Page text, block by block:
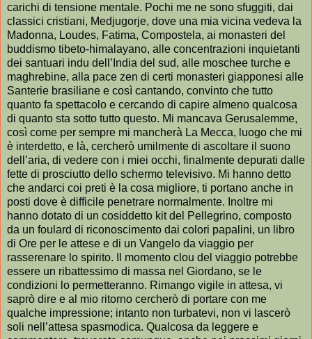
carichi di tensione mentale. Pochi me ne sono sfuggiti, dai
classici cristiani, Medjugorje, dove una mia vicina vedeva la
Madonna, Loudes, Fatima, Compostela, ai monasteri del
buddismo tibeto-himalayano, alle concentrazioni inquietanti
dei santuari indu dell’India del sud, alle moschee turche e
maghrebine, alla pace zen di certi monasteri giapponesi alle
Santerie brasiliane e così cantando, convinto che tutto
quanto fa spettacolo e cercando di capire almeno qualcosa
di quanto sta sotto tutto questo. Mi mancava Gerusalemme,
così come per sempre mi mancherà La Mecca, luogo che mi
è interdetto, e là, cercherò umilmente di ascoltare il suono
dell’aria, di vedere con i miei occhi, finalmente depurati dalle
fette di prosciutto dello schermo televisivo. Mi hanno detto
che andarci coi preti è la cosa migliore, ti portano anche in
posti dove è difficile penetrare normalmente. Inoltre mi
hanno dotato di un cosiddetto kit del Pellegrino, composto
da un foulard di riconoscimento dai colori papalini, un libro
di Ore per le attese e di un Vangelo da viaggio per
rasserenare lo spirito. Il momento clou del viaggio potrebbe
essere un ribattessimo di massa nel Giordano, se le
condizioni lo permetteranno. Rimango vigile in attesa, vi
saprò dire e al mio ritorno cercherò di portare con me
qualche impressione; intanto non turbatevi, non vi lascerò
soli nell’attesa spasmodica. Qualcosa da leggere e